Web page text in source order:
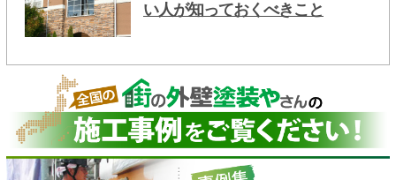
い人が知っておくべきこと